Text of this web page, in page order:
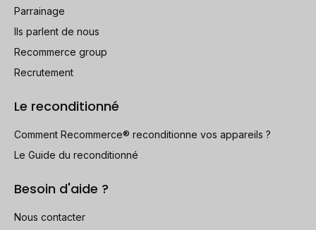
Parrainage
Ils parlent de nous
Recommerce group
Recrutement
Le reconditionné
Comment Recommerce® reconditionne vos appareils ?
Le Guide du reconditionné
Besoin d'aide ?
Nous contacter